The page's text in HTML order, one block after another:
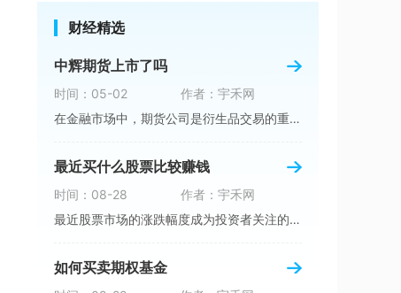
财经精选
中辉期货上市了吗
时间：05-02
作者：宇禾网
在金融市场中，期货公司是衍生品交易的重要参与
最近买什么股票比较赚钱
时间：08-28
作者：宇禾网
最近股票市场的涨跌幅度成为投资者关注的焦点。
如何买卖期权基金